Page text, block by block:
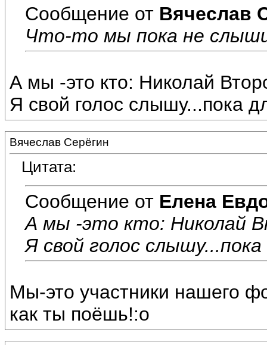
Сообщение от Вячеслав
Что-то мы пока не
А мы -это кто: Николай
Я свой голос слышу...пока
Вячеслав Серёгин
Цитата:
Сообщение от Елена
А мы -это кто: Николай
Я свой голос
Мы-это участники нашего
как ты поёшь!:o